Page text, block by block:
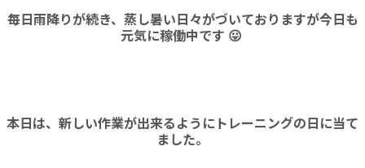
毎日雨降りが続き、蒸し暑い日々がづいておりますが今日も
元気に稼働中です 😛
本日は、新しい作業が出来るようにトレーニングの日に当て
ました。